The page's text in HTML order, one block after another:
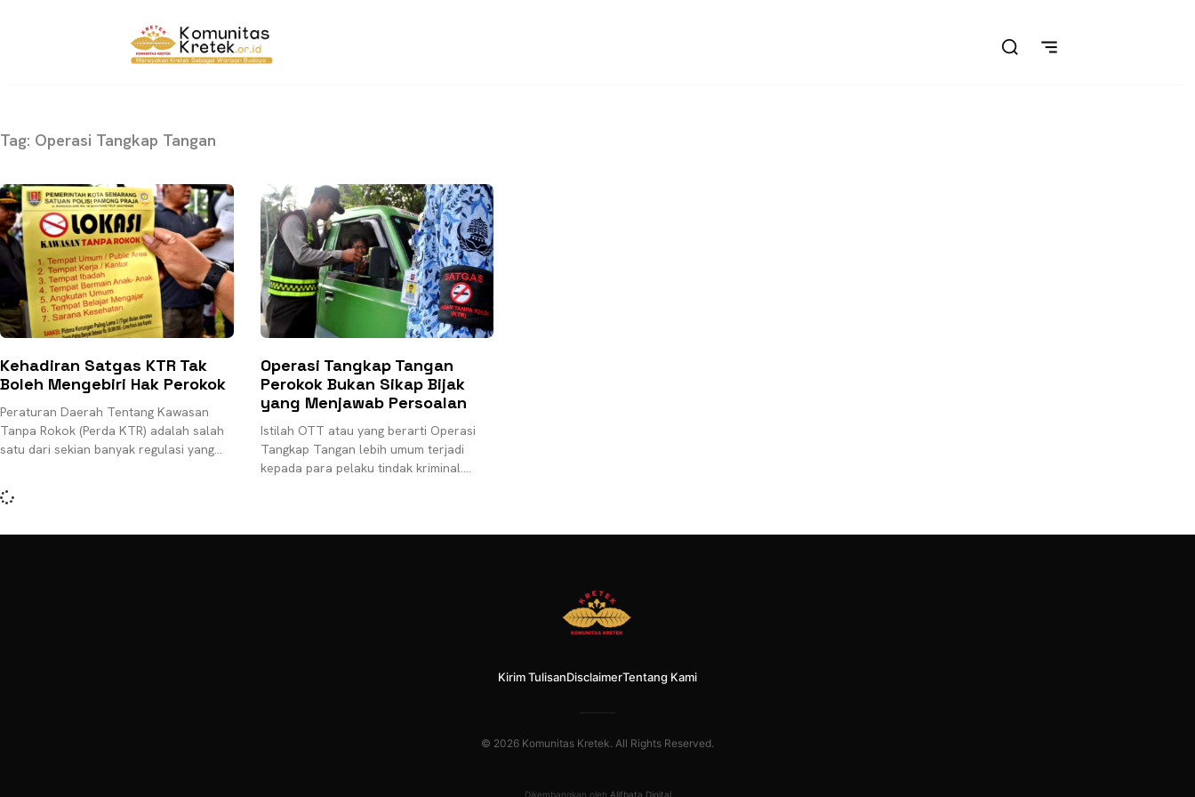
Tag: Operasi Tangkap Tangan
Kehadiran Satgas KTR Tak
Boleh Mengebiri Hak Perokok
Peraturan Daerah Tentang Kawasan
Tanpa Rokok (Perda KTR) adalah salah
satu dari sekian banyak regulasi yang
kejanggalan dan tendensi diskriminatif
Operasi Tangkap Tangan
Perokok Bukan Sikap Bijak
yang Menjawab Persoalan
Istilah OTT atau yang berarti Operasi
Tangkap Tangan lebih umum terjadi
kepada para pelaku tindak kriminal.
Kirim TulisanDisclaimerTentang Kami
© 2026 Komunitas Kretek. All Rights Reserved.
Dikembangkan oleh Alifbata Digital